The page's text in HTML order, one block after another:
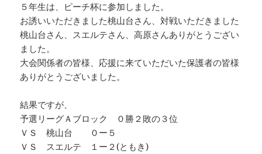
５年生は、ピーチ杯に参加しました。
お誘いいただきました桃山台さん、対戦いただきました
桃山台さん、スエルテさん、高原さんありがとうござい
ました。
大会関係者の皆様、応援に来ていただいた保護者の皆様
ありがとうございました。
結果ですが、
予選リーグＡブロック ０勝２敗の３位
ＶＳ 桃山台 ０ー５
ＶＳ スエルテ １ー２(ともき)